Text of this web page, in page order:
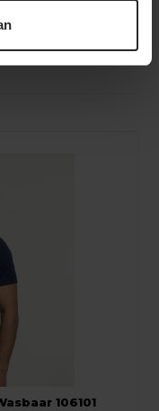
aan de lucht
te sparen.
106101